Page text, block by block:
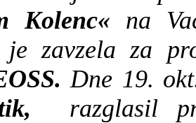
Kolenc« na
je zavzela za
Dne 19.
razglasil